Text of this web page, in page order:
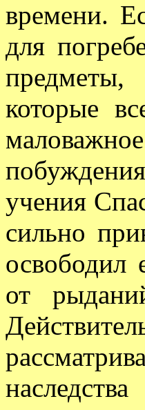
времени.
для
которые
учения
сильно
освободил
от